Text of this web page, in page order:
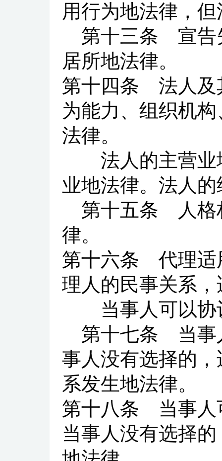
用行为地法律，
第十三条 宣告
居所地法律。
第十四条 法人及
为能力、组织机
法律。
法人的主营业
业地法律。法人
第十五条 人格
律。
第十六条 代理适
理人的民事关系
当事人可以协
第十七条 当事
事人没有选择的
系发生地法律。
第十八条 当事人
当事人没有选择